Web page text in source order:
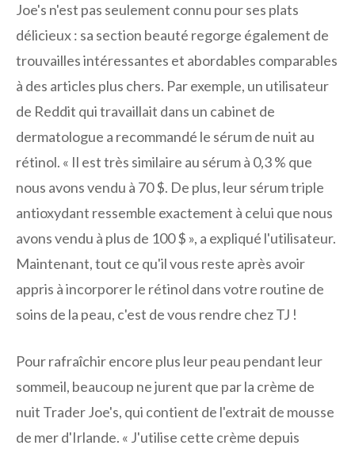
Joe's n'est pas seulement connu pour ses plats
délicieux : sa section beauté regorge également de
trouvailles intéressantes et abordables comparables
à des articles plus chers. Par exemple, un utilisateur
de Reddit qui travaillait dans un cabinet de
dermatologue a recommandé le sérum de nuit au
rétinol. « Il est très similaire au sérum à 0,3 % que
nous avons vendu à 70 $. De plus, leur sérum triple
antioxydant ressemble exactement à celui que nous
avons vendu à plus de 100 $ », a expliqué l'utilisateur.
Maintenant, tout ce qu'il vous reste après avoir
appris à incorporer le rétinol dans votre routine de
soins de la peau, c'est de vous rendre chez TJ !
Pour rafraîchir encore plus leur peau pendant leur
sommeil, beaucoup ne jurent que par la crème de
nuit Trader Joe's, qui contient de l'extrait de mousse
de mer d'Irlande. « J'utilise cette crème depuis